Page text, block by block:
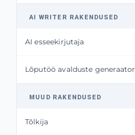
AI WRITER RAKENDUSED
AI esseekirjutaja
Lõputöö avalduste generaator
MUUD RAKENDUSED
Tõlkija